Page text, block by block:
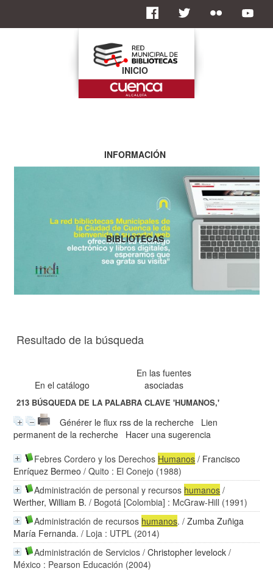
Resultado de la búsqueda
En el catálogo
En las fuentes
asociadas
213 BÚSQUEDA DE LA PALABRA CLAVE'HUMANOS,'
Générer le flux rss de la recherche
Lien
permanent de la recherche
Hacer una sugerencia
Febres Cordero y los Derechos Humanos / Francisco
Enríquez Bermeo / Quito : El Conejo (1988)
Administración de personal y recursos humanos /
Werther, William B. / Bogotá [Colombia] : McGraw-Hill (1991)
Administración de recursos humanos. /Zumba Zuñiga
María Fernanda. / Loja : UTPL (2014)
Administración de Servicios /Christopher levelock /
México : Pearson Educación (2004)
INICIO
INFORMACIÓN
BIBLIOTECAS